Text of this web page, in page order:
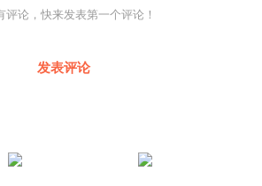
评论，快来发表第一个评论！
发表评论